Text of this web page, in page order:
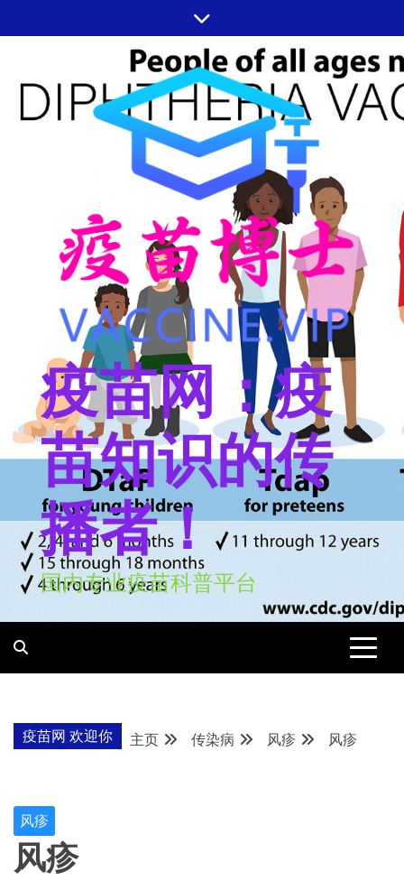
至
疫苗网：疫
苗知识的传
播者！
国内专业疫苗科普平台
疫苗网 欢迎你 主页 传染病 风疹 风疹
风疹
风疹